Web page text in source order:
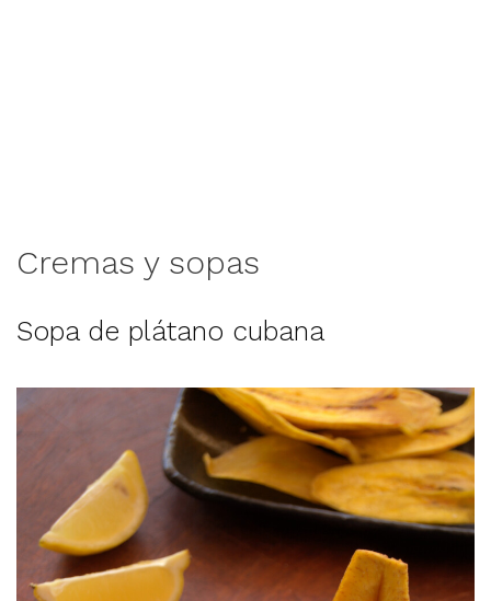
Cremas y sopas
Sopa de plátano cubana